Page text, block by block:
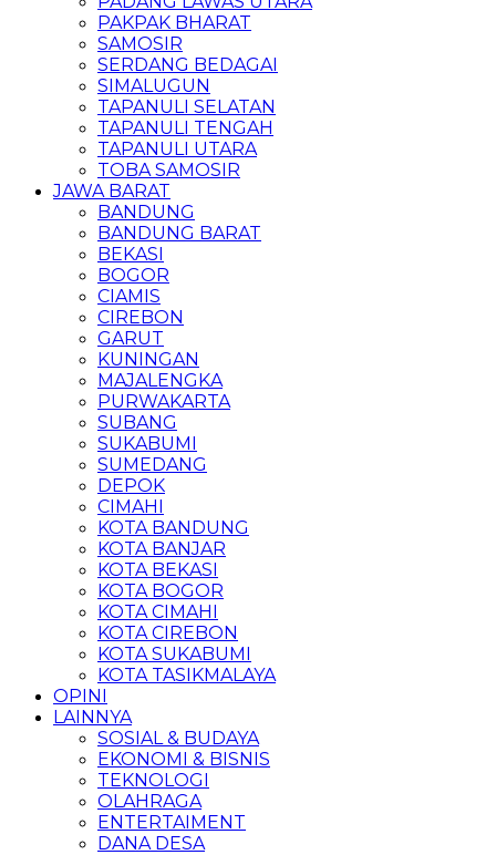
PAKPAK BHARAT
SAMOSIR
SERDANG BEDAGAI
SIMALUGUN
TAPANULI SELATAN
TAPANULI TENGAH
TAPANULI UTARA
TOBA SAMOSIR
JAWA BARAT
BANDUNG
BANDUNG BARAT
BEKASI
BOGOR
CIAMIS
CIREBON
GARUT
KUNINGAN
MAJALENGKA
PURWAKARTA
SUBANG
SUKABUMI
SUMEDANG
DEPOK
CIMAHI
KOTA BANDUNG
KOTA BANJAR
KOTA BEKASI
KOTA BOGOR
KOTA CIMAHI
KOTA CIREBON
KOTA SUKABUMI
KOTA TASIKMALAYA
OPINI
LAINNYA
SOSIAL & BUDAYA
EKONOMI & BISNIS
TEKNOLOGI
OLAHRAGA
ENTERTAIMENT
DANA DESA